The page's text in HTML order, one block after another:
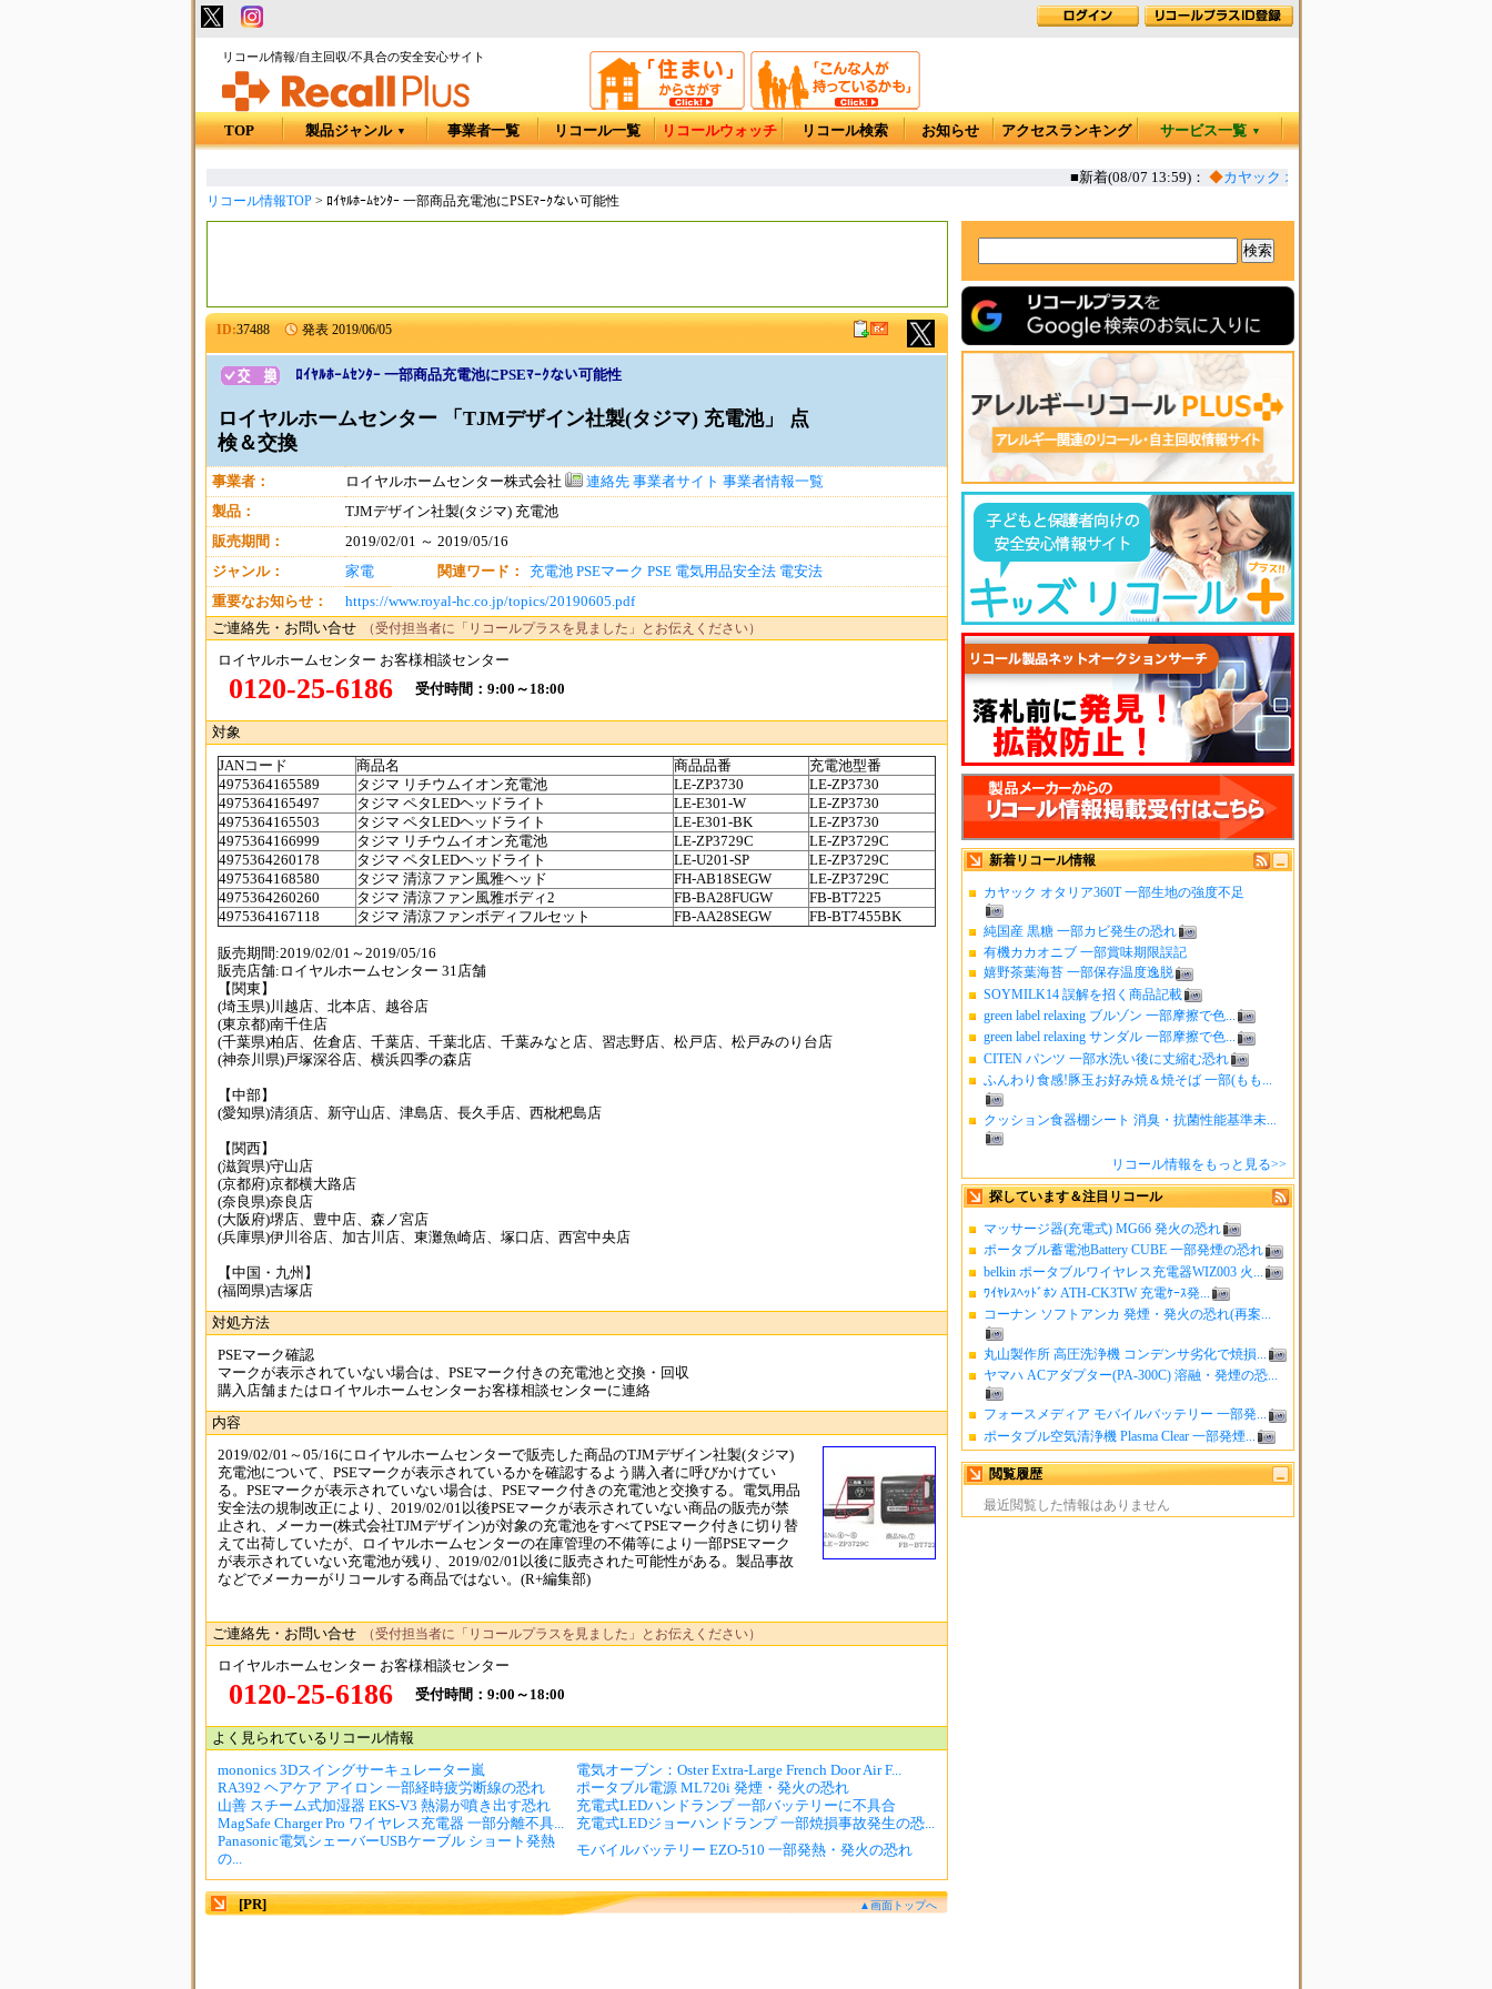
リコール情報/自主回収/不具合の安全安心サイト
TOP 製品ジャンル ▼ 事業者一覧 リコール一覧 リコールウォッチ リコール検索 お知らせ アクセスランキング サービス一覧 ▼
■新着(08/07 13:59)： ◆カヤック オタリア360T 一部生地の強度不
リコール情報TOP> ﾛｲﾔﾙﾎｰﾑｾﾝﾀｰ 一部商品充電池にPSEﾏｰｸない可能性
新着リコール情報
カヤック オタリア360T 一部生地の強度不足
純国産 黒糖 一部カビ発生の恐れ
有機カカオニブ 一部賞味期限誤記
嬉野茶葉海苔 一部保存温度逸脱
SOYMILK14 誤解を招く商品記載
green label relaxing ブルゾン 一部摩擦で色...
green label relaxing サンダル 一部摩擦で色...
CITEN パンツ 一部水洗い後に丈縮む恐れ
ふんわり食感!豚玉お好み焼＆焼そば 一部(もも...
クッション食器棚シート 消臭・抗菌性能基準未...
リコール情報をもっと見る>>
探しています＆注目リコール
マッサージ器(充電式) MG66 発火の恐れ
ポータブル蓄電池Battery CUBE 一部発煙の恐れ
belkin ポータブルワイヤレス充電器WIZ003 火...
ﾜｲﾔﾚｽﾍｯﾄﾞﾎﾝ ATH-CK3TW 充電ｹｰｽ発...
コーナン ソフトアンカ 発煙・発火の恐れ(再案...
丸山製作所 高圧洗浄機 コンデンサ劣化で焼損...
ヤマハ ACアダプター(PA-300C) 溶融・発煙の恐...
フォースメディア モバイルバッテリー 一部発...
ポータブル空気清浄機 Plasma Clear 一部発煙...
閲覧履歴
最近閲覧した情報はありません
ID:37488 発表 2019/06/05
ﾛｲﾔﾙﾎｰﾑｾﾝﾀｰ 一部商品充電池にPSEﾏｰｸない可能性
ロイヤルホームセンター 「TJMデザイン社製(タジマ) 充電池」 点
検＆交換
事業者： ロイヤルホームセンター株式会社 連絡先 事業者サイト 事業者情報一覧
製品：
TJMデザイン社製(タジマ) 充電池
販売期間：
2019/02/01 ～ 2019/05/16
ジャンル：
家電 関連ワード： 充電池 PSEマーク PSE 電気用品安全法 電安法
重要なお知らせ：
https://www.royal-hc.co.jp/topics/20190605.pdf
ご連絡先・お問い合せ
（受付担当者に「リコールプラスを見ました」とお伝えください）
ロイヤルホームセンター お客様相談センター
0120-25-6186 受付時間：9:00～18:00
対象
JANコード 商品名 商品品番
充電池型番
4975364165589
タジマ リチウムイオン充電池 LE-ZP3730
LE-ZP3730
4975364165497
タジマ ペタLEDヘッドライト LE-E301-W
LE-ZP3730
4975364165503
タジマ ペタLEDヘッドライト LE-E301-BK
LE-ZP3730
4975364166999
タジマ リチウムイオン充電池 LE-ZP3729C
LE-ZP3729C
4975364260178
タジマ ペタLEDヘッドライト LE-U201-SP
LE-ZP3729C
4975364168580
タジマ 清涼ファン風雅ヘッド FH-AB18SEGW
LE-ZP3729C
4975364260260
タジマ 清涼ファン風雅ボディ2 FB-BA28FUGW
FB-BT7225
4975364167118
タジマ 清涼ファンボディフルセット FB-AA28SEGW FB-BT7455BK
販売期間:2019/02/01～2019/05/16
販売店舗:ロイヤルホームセンター 31店舗
【関東】
(埼玉県)川越店、北本店、越谷店
(東京都)南千住店
(千葉県)柏店、佐倉店、千葉店、千葉北店、千葉みなと店、習志野店、松戸店、松戸みのり台店
(神奈川県)戸塚深谷店、横浜四季の森店
【中部】
(愛知県)清須店、新守山店、津島店、長久手店、西枇杷島店
【関西】
(滋賀県)守山店
(京都府)京都横大路店
(奈良県)奈良店
(大阪府)堺店、豊中店、森ノ宮店
(兵庫県)伊川谷店、加古川店、東灘魚崎店、塚口店、西宮中央店
【中国・九州】
(福岡県)吉塚店
対処方法
PSEマーク確認
マークが表示されていない場合は、PSEマーク付きの充電池と交換・回収
購入店舗またはロイヤルホームセンターお客様相談センターに連絡
内容
2019/02/01～05/16にロイヤルホームセンターで販売した商品のTJMデザイン社製(タジマ)
充電池について、PSEマークが表示されているかを確認するよう購入者に呼びかけてい
る。PSEマークが表示されていない場合は、PSEマーク付きの充電池と交換する。電気用品
安全法の規制改正により、2019/02/01以後PSEマークが表示されていない商品の販売が禁
止され、メーカー(株式会社TJMデザイン)が対象の充電池をすべてPSEマーク付きに切り替
えて出荷していたが、ロイヤルホームセンターの在庫管理の不備等により一部PSEマーク
が表示されていない充電池が残り、2019/02/01以後に販売された可能性がある。製品事故
などでメーカーがリコールする商品ではない。(R+編集部)
ご連絡先・お問い合せ （受付担当者に「リコールプラスを見ました」とお伝えください）
ロイヤルホームセンター お客様相談センター
0120-25-6186 受付時間：9:00～18:00
よく見られているリコール情報
mononics 3Dスイングサーキュレーター嵐
電気オーブン：Oster Extra-Large French Door Air F...
RA392 ヘアケア アイロン 一部経時疲労断線の恐れ
ポータブル電源 ML720i 発煙・発火の恐れ
山善 スチーム式加湿器 EKS-V3 熱湯が噴き出す恐れ
充電式LEDハンドランプ 一部バッテリーに不具合
MagSafe Charger Pro ワイヤレス充電器 一部分離不具...
充電式LEDジョーハンドランプ 一部焼損事故発生の恐...
Panasonic電気シェーバーUSBケーブル ショート発熱
の...
モバイルバッテリー EZO-510 一部発熱・発火の恐れ
[PR] ▲画面トップへ